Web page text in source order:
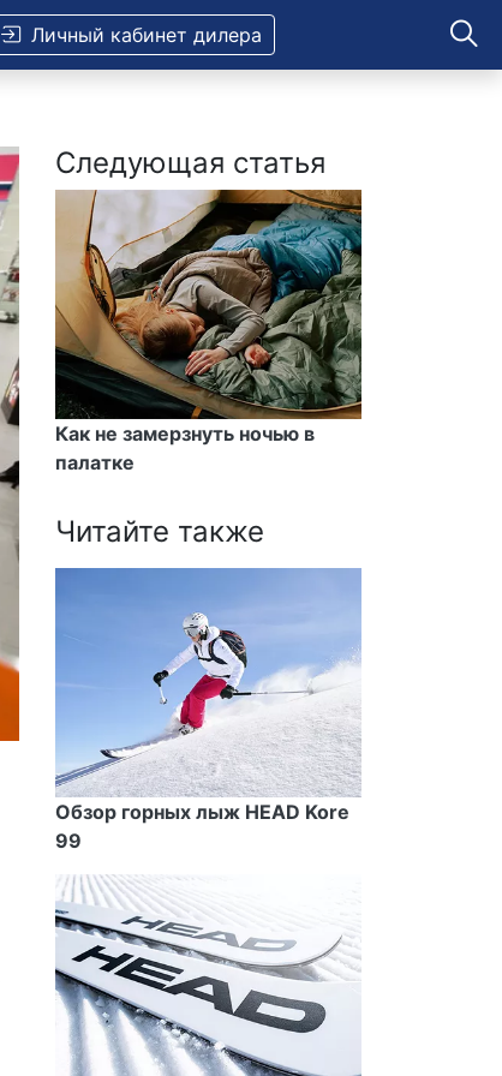
Личный кабинет дилера
Следующая статья
Как не замерзнуть ночью в
палатке
Читайте также
Обзор горных лыж HEAD Kore
99